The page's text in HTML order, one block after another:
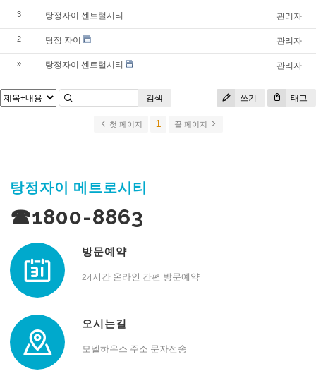
3 탕정자이 센트럴시티 관리자
2 탕정 자이 관리자
» 탕정자이 센트럴시티 관리자
쓰기 태그
검색
첫 페이지 1 끝 페이지
탕정자이 메트로시티
☎1800-8863
방문예약
24시간 온라인 간편 방문예약
오시는길
모델하우스 주소 문자전송